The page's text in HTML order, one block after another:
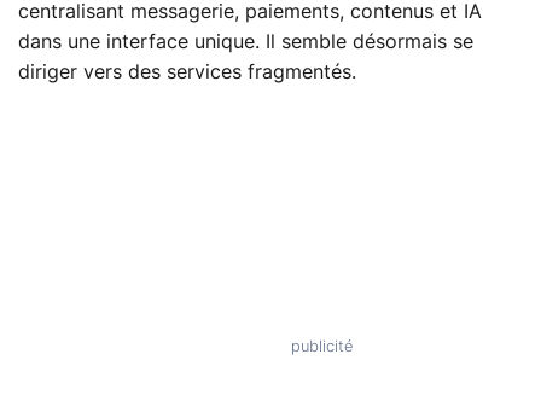
centralisant messagerie, paiements, contenus et IA
dans une interface unique. Il semble désormais se
diriger vers des services fragmentés.